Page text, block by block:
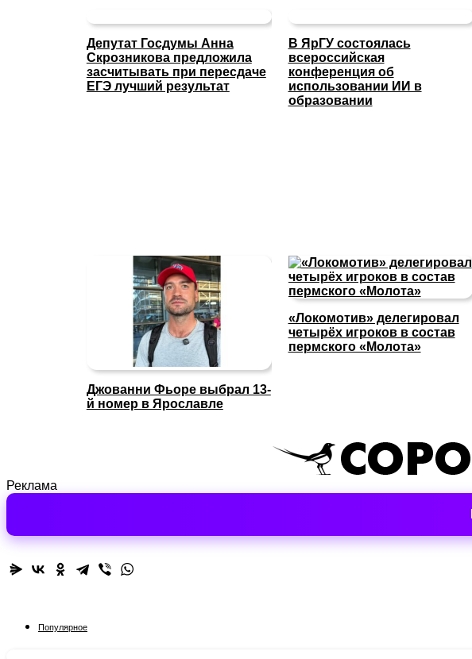
Депутат Госдумы Анна
Скрозникова предложила
засчитывать при пересдаче
ЕГЭ лучший результат
В ЯрГУ состоялась
всероссийская
конференция об
использовании ИИ в
образовании
Джованни Фьоре выбрал 13-
й номер в Ярославле
«Локомотив» делегировал
четырёх игроков в состав
пермского «Молота»
Реклама
Популярное